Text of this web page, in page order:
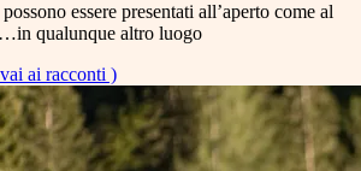
essere presentati all’aperto come al
qualunque altro luogo
ai racconti )